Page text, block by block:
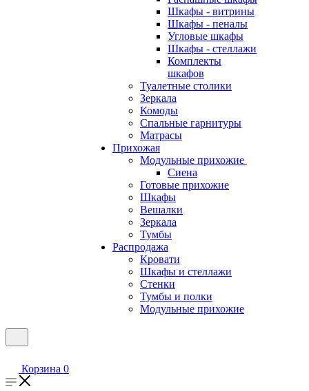
Шкафы - витрины
Шкафы - пеналы
Угловые шкафы
Шкафы - стеллажи
Комплекты
шкафов
Туалетные столики
Зеркала
Комоды
Спальные гарнитуры
Матрасы
Прихожая
Модульные прихожие
Сиена
Готовые прихожие
Шкафы
Вешалки
Зеркала
Тумбы
Распродажа
Кровати
Шкафы и стеллажи
Стенки
Тумбы и полки
Модульные прихожие
Корзина 0